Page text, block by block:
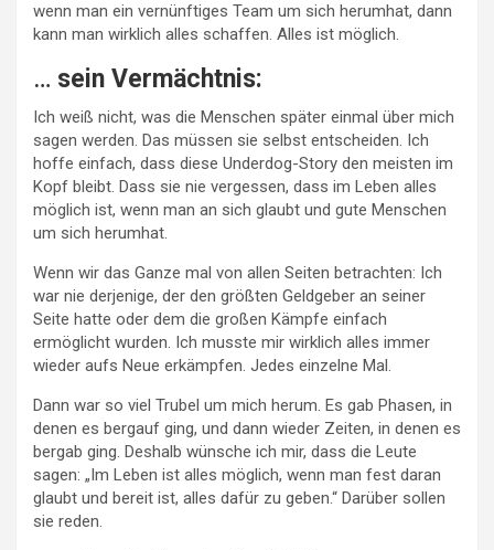
wenn man ein vernünftiges Team um sich herumhat, dann
kann man wirklich alles schaffen. Alles ist möglich.
… sein Vermächtnis:
Ich weiß nicht, was die Menschen später einmal über mich
sagen werden. Das müssen sie selbst entscheiden. Ich
hoffe einfach, dass diese Underdog-Story den meisten im
Kopf bleibt. Dass sie nie vergessen, dass im Leben alles
möglich ist, wenn man an sich glaubt und gute Menschen
um sich herumhat.
Wenn wir das Ganze mal von allen Seiten betrachten: Ich
war nie derjenige, der den größten Geldgeber an seiner
Seite hatte oder dem die großen Kämpfe einfach
ermöglicht wurden. Ich musste mir wirklich alles immer
wieder aufs Neue erkämpfen. Jedes einzelne Mal.
Dann war so viel Trubel um mich herum. Es gab Phasen, in
denen es bergauf ging, und dann wieder Zeiten, in denen es
bergab ging. Deshalb wünsche ich mir, dass die Leute
sagen: „Im Leben ist alles möglich, wenn man fest daran
glaubt und bereit ist, alles dafür zu geben.“ Darüber sollen
sie reden.